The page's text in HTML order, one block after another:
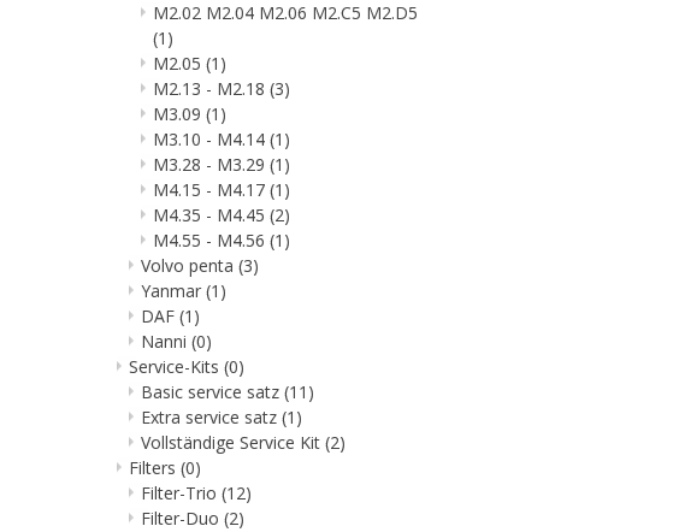
M2.02 M2.04 M2.06 M2.C5 M2.D5
(1)
M2.05 (1)
M2.13 - M2.18 (3)
M3.09 (1)
M3.10 - M4.14 (1)
M3.28 - M3.29 (1)
M4.15 - M4.17 (1)
M4.35 - M4.45 (2)
M4.55 - M4.56 (1)
Volvo penta (3)
Yanmar(1)
DAF (1)
Nanni (0)
Service-Kits (0)
Basic service satz (11)
Extra service satz (1)
Vollständige Service Kit (2)
Filters (0)
Filter-Trio (12)
Filter-Duo (2)